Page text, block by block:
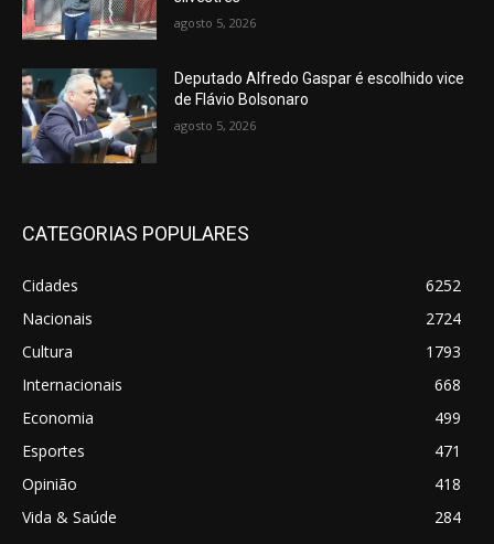
agosto 5, 2026
Deputado Alfredo Gaspar é escolhido vice
de Flávio Bolsonaro
agosto 5, 2026
CATEGORIAS POPULARES
Cidades
6252
Nacionais
2724
Cultura
1793
Internacionais
668
Economia
499
Esportes
471
Opinião
418
Vida & Saúde
284